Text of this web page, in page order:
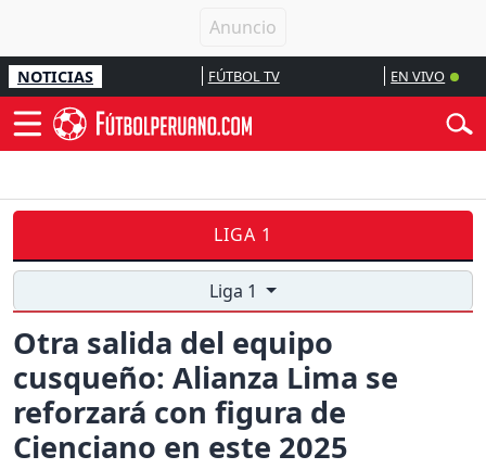
NOTICIAS FÚTBOL TV EN VIVO
LIGA 1
Liga 1
Otra salida del equipo
cusqueño: Alianza Lima se
reforzará con figura de
Cienciano en este 2025